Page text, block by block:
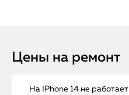
Цены на ремонт
На IPhone 14 не работает